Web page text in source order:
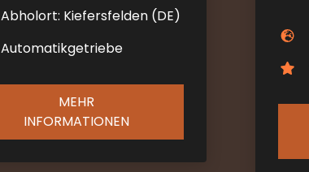
Abholort: Kiefersfelden (DE)
Automatikgetriebe
MEHR
INFORMATIONEN